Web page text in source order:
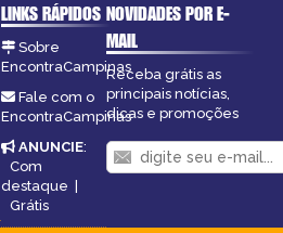
LINKS RÁPIDOS
Sobre
EncontraCampinas
Fale com o
EncontraCampinas
ANUNCIE:
Com
destaque |
Grátis
NOVIDADES POR E-
MAIL
Receba grátis as
principais notícias,
dicas e promoções